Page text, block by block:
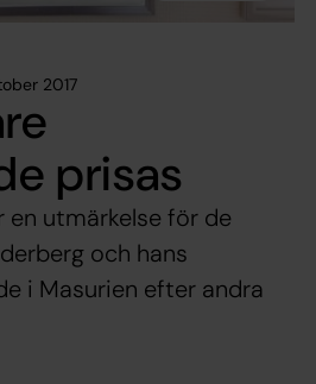
2017
prisas
en utmärkelse för de
och hans
i Masurien efter andra